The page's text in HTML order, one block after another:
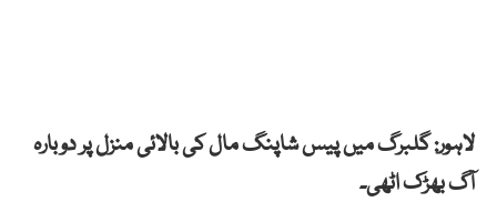
لاہور: گلبرگ میں پیس شاپنگ مال کی بالائی منزل پر دوبارہ
آگ بھڑک اٹھی۔